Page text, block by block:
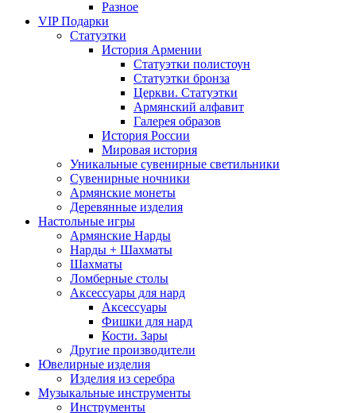
Разное
VIP Подарки
Статуэтки
История Армении
Статуэтки полистоун
Статуэтки бронза
Церкви. Статуэтки
Армянский алфавит
Галерея образов
История России
Мировая история
Уникальные сувенирные светильники
Сувенирные ночники
Армянские монеты
Деревянные изделия
Настольные игры
Армянские Нарды
Нарды + Шахматы
Шахматы
Ломберные столы
Аксессуары для нард
Аксессуары
Фишки для нард
Кости. Зары
Другие производители
Ювелирные изделия
Изделия из серебра
Музыкальные инструменты
Инструменты